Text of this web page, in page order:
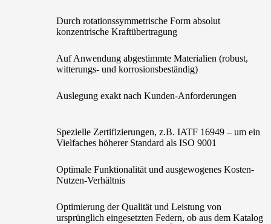
Durch rotationssymmetrische Form absolut
konzentrische Kraftübertragung
Auf Anwendung abgestimmte Materialien (robust,
witterungs- und korrosionsbeständig)
Auslegung exakt nach Kunden-Anforderungen
Spezielle Zertifizierungen, z.B. IATF 16949 – um ein
Vielfaches höherer Standard als ISO 9001
Optimale Funktionalität und ausgewogenes Kosten-
Nutzen-Verhältnis
Optimierung der Qualität und Leistung von
ursprünglich eingesetzten Federn, ob aus dem Katalog